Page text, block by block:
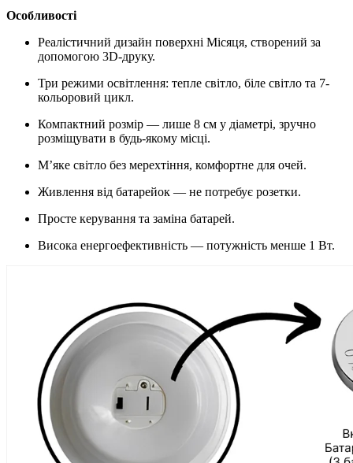
Особливості
Реалістичний дизайн поверхні Місяця, створений за
допомогою 3D-друку.
Три режими освітлення: тепле світло, біле світло та 7-
кольоровий цикл.
Компактний розмір — лише 8 см у діаметрі, зручно
розміщувати в будь-якому місці.
М’яке світло без мерехтіння, комфортне для очей.
Живлення від батарейок — не потребує розетки.
Просте керування та заміна батарей.
Висока енергоефективність — потужність менше 1 Вт.